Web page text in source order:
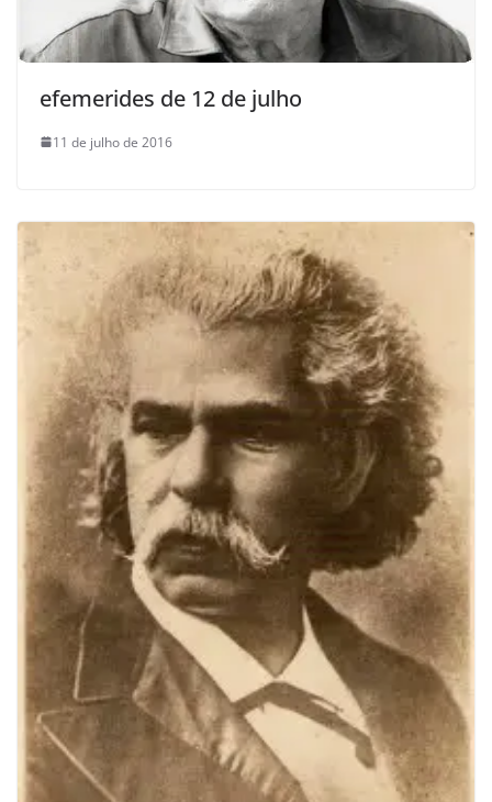
efemerides de 12 de julho
11 de julho de 2016